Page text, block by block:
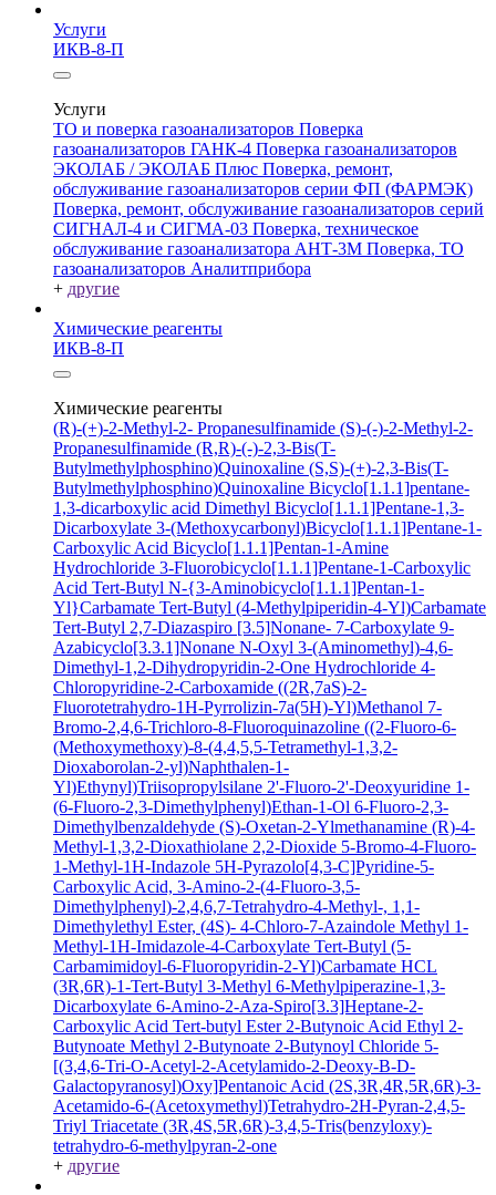
Услуги
ИКВ-8-П
Услуги
ТО и поверка газоанализаторов Поверка
газоанализаторов ГАНК-4 Поверка газоанализаторов
ЭКОЛАБ / ЭКОЛАБ Плюс Поверка, ремонт,
обслуживание газоанализаторов серии ФП (ФАРМЭК)
Поверка, ремонт, обслуживание газоанализаторов серий
СИГНАЛ-4 и СИГМА-03 Поверка, техническое
обслуживание газоанализатора АНТ-3М Поверка, ТО
газоанализаторов Аналитприбора
+ другие
Химические реагенты
ИКВ-8-П
Химические реагенты
(R)-(+)-2-Methyl-2- Propanesulfinamide (S)-(-)-2-Methyl-2-
Propanesulfinamide (R,R)-(-)-2,3-Bis(T-
Butylmethylphosphino)Quinoxaline (S,S)-(+)-2,3-Bis(T-
Butylmethylphosphino)Quinoxaline Bicyclo[1.1.1]pentane-
1,3-dicarboxylic acid Dimethyl Bicyclo[1.1.1]Pentane-1,3-
Dicarboxylate 3-(Methoxycarbonyl)Bicyclo[1.1.1]Pentane-1-
Carboxylic Acid Bicyclo[1.1.1]Pentan-1-Amine
Hydrochloride 3-Fluorobicyclo[1.1.1]Pentane-1-Carboxylic
Acid Tert-Butyl N-{3-Aminobicyclo[1.1.1]Pentan-1-
Yl}Carbamate Tert-Butyl (4-Methylpiperidin-4-Yl)Carbamate
Tert-Butyl 2,7-Diazaspiro [3.5]Nonane- 7-Carboxylate 9-
Azabicyclo[3.3.1]Nonane N-Oxyl 3-(Aminomethyl)-4,6-
Dimethyl-1,2-Dihydropyridin-2-One Hydrochloride 4-
Chloropyridine-2-Carboxamide ((2R,7aS)-2-
Fluorotetrahydro-1H-Pyrrolizin-7a(5H)-Yl)Methanol 7-
Bromo-2,4,6-Trichloro-8-Fluoroquinazoline ((2-Fluoro-6-
(Methoxymethoxy)-8-(4,4,5,5-Tetramethyl-1,3,2-
Dioxaborolan-2-yl)Naphthalen-1-
Yl)Ethynyl)Triisopropylsilane 2'-Fluoro-2'-Deoxyuridine 1-
(6-Fluoro-2,3-Dimethylphenyl)Ethan-1-Ol 6-Fluoro-2,3-
Dimethylbenzaldehyde (S)-Oxetan-2-Ylmethanamine (R)-4-
Methyl-1,3,2-Dioxathiolane 2,2-Dioxide 5-Bromo-4-Fluoro-
1-Methyl-1H-Indazole 5H-Pyrazolo[4,3-C]Pyridine-5-
Carboxylic Acid, 3-Amino-2-(4-Fluoro-3,5-
Dimethylphenyl)-2,4,6,7-Tetrahydro-4-Methyl-, 1,1-
Dimethylethyl Ester, (4S)- 4-Chloro-7-Azaindole Methyl 1-
Methyl-1H-Imidazole-4-Carboxylate Tert-Butyl (5-
Carbamimidoyl-6-Fluoropyridin-2-Yl)Carbamate HCL
(3R,6R)-1-Tert-Butyl 3-Methyl 6-Methylpiperazine-1,3-
Dicarboxylate 6-Amino-2-Aza-Spiro[3.3]Heptane-2-
Carboxylic Acid Tert-butyl Ester 2-Butynoic Acid Ethyl 2-
Butynoate Methyl 2-Butynoate 2-Butynoyl Chloride 5-
[(3,4,6-Tri-O-Acetyl-2-Acetylamido-2-Deoxy-B-D-
Galactopyranosyl)Oxy]Pentanoic Acid (2S,3R,4R,5R,6R)-3-
Acetamido-6-(Acetoxymethyl)Tetrahydro-2H-Pyran-2,4,5-
Triyl Triacetate (3R,4S,5R,6R)-3,4,5-Tris(benzyloxy)-
tetrahydro-6-methylpyran-2-one
+ другие